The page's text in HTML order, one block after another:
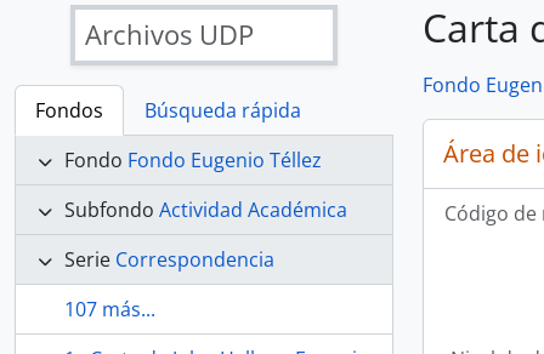
Archivos UDP
Fondos
Búsqueda rápida
Fondo Fondo Eugenio Téllez
Subfondo Actividad Académica
Serie Correspondencia
107 más...
Carta
Fondo
Área de
Código